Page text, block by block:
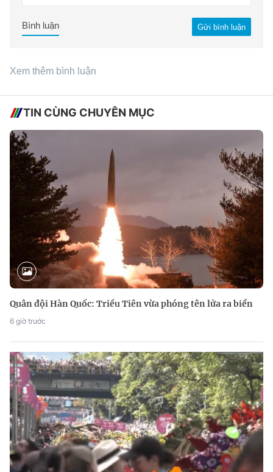
Gửi bình luận
Bình luận
Xem thêm bình luận
TIN CÙNG CHUYÊN MỤC
Quân đội Hàn Quốc: Triều Tiên vừa phóng tên lửa ra biển
6 giờ trước